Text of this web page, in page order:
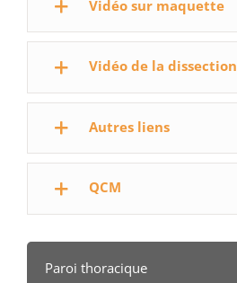
Vidéo sur maquette
Vidéo de la dissection
Autres liens
QCM
Paroi thoracique